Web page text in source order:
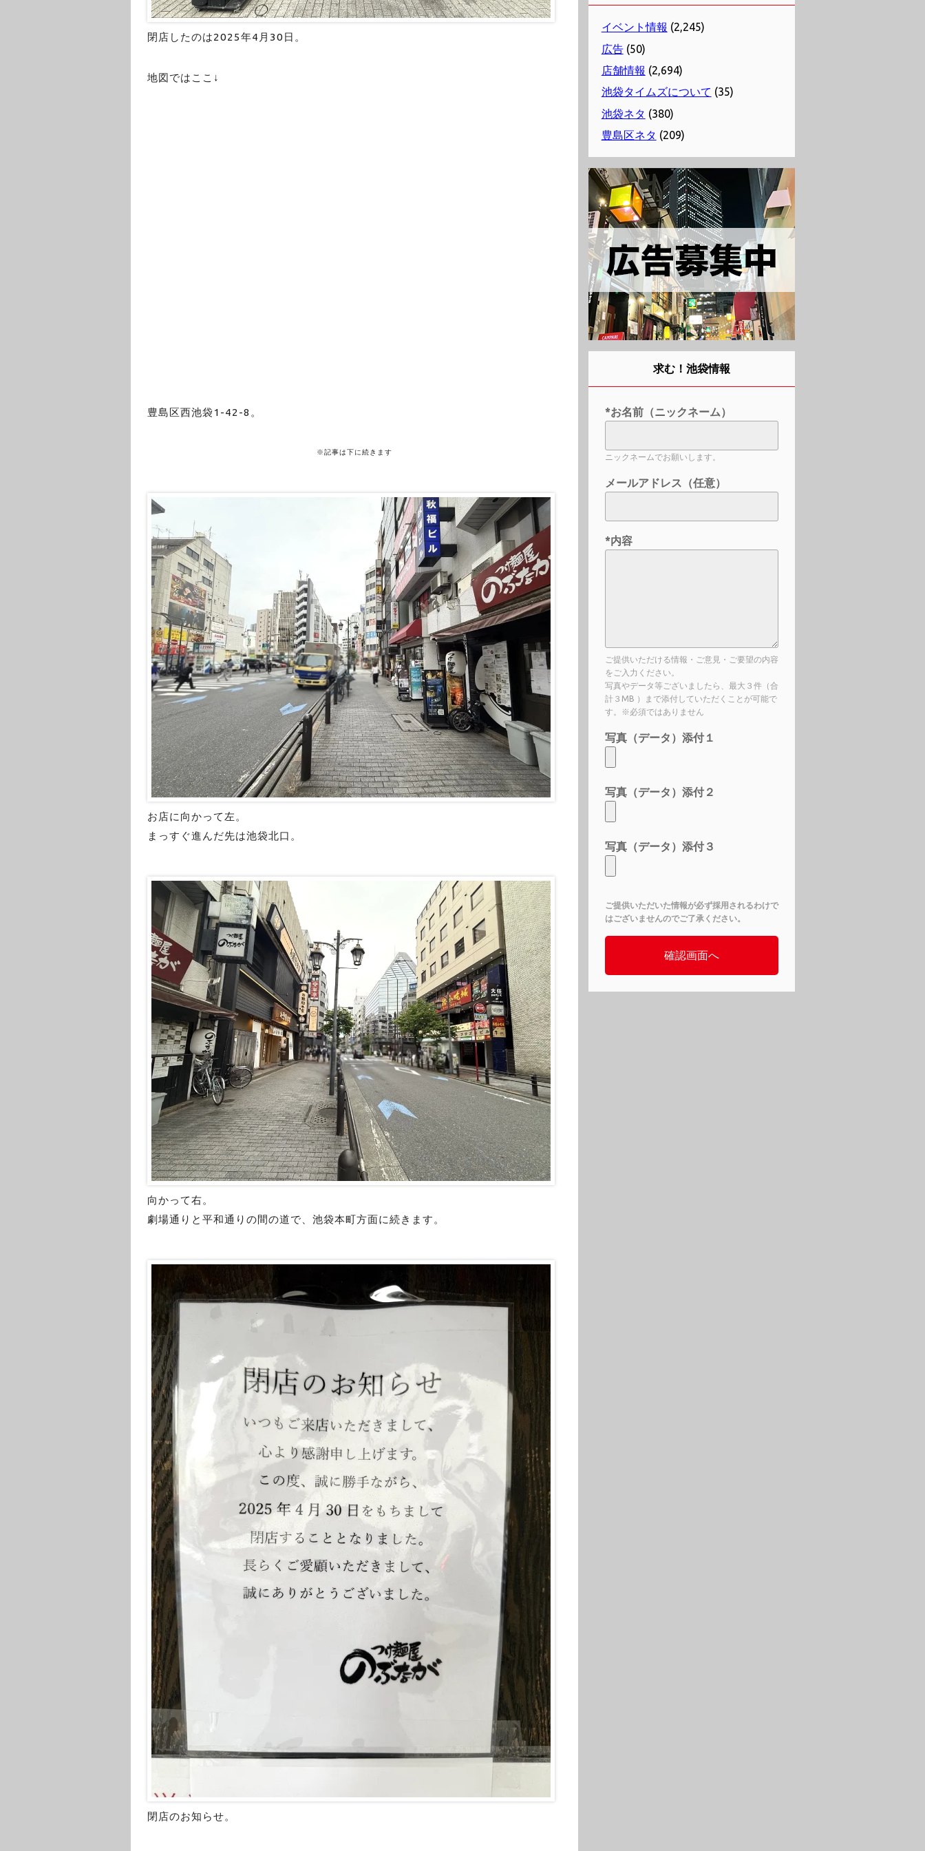
閉店したのは2025年4月30日。
地図ではここ↓
豊島区西池袋1-42-8。
※記事は下に続きます
お店に向かって左。
まっすぐ進んだ先は池袋北口。
向かって右。
劇場通りと平和通りの間の道で、池袋本町方面に続きます。
閉店のお知らせ。
イベント情報 (2,245)
広告(50)
店舗情報 (2,694)
池袋タイムズについて (35)
池袋ネタ (380)
豊島区ネタ (209)
求む！池袋情報
*お名前（ニックネーム）
ニックネームでお願いします。
メールアドレス（任意）
*内容
ご提供いただける情報・ご意見・ご要望の内容
をご入力ください。
写真やデータ等ございましたら、最大３件（合
計３MB ）まで添付していただくことが可能で
す。※必須ではありません
写真（データ）添付１
写真（データ）添付２
写真（データ）添付３
ご提供いただいた情報が必ず採用されるわけで
はございませんのでご了承ください。